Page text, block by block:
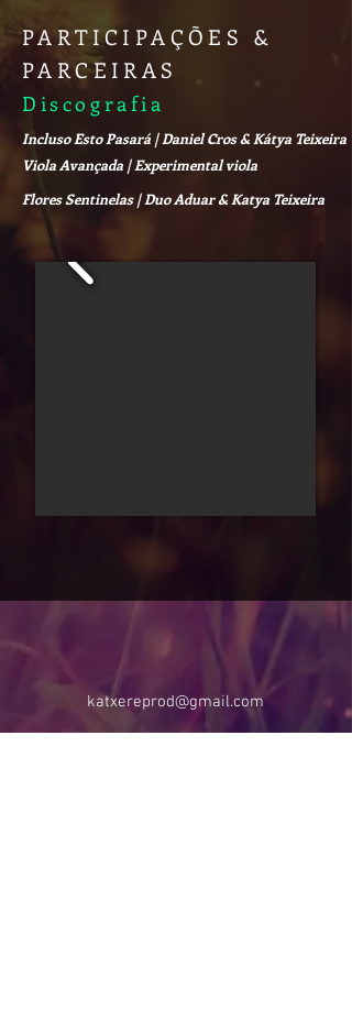
PARTICIPAÇÕES &
PARCEIRAS
Discografia
Incluso Esto Pasará | Daniel Cros & Kátya Teixeira
Viola Avançada | Experimental viola
Flores Sentinelas | Duo Aduar & Katya Teixeira
katxereprod@gmail.com